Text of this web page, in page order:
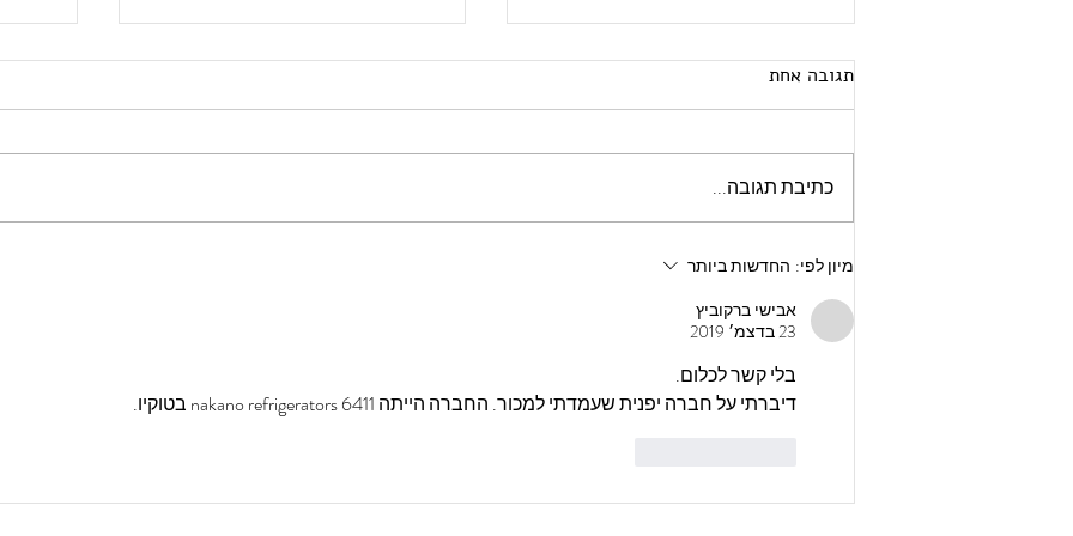
סיכון מצטבר בהשקעות: איך לא
תגובה אחת
כתיבת תגובה...
מיון לפי: החדשות ביותר
אבישי ברקוביץ
23 בדצמ׳ 2019
בלי קשר לכלום.
דיברתי על חברה יפנית שעמדתי למכור. החברה הייתה nakano refrigerators 6411 בטוקיו.